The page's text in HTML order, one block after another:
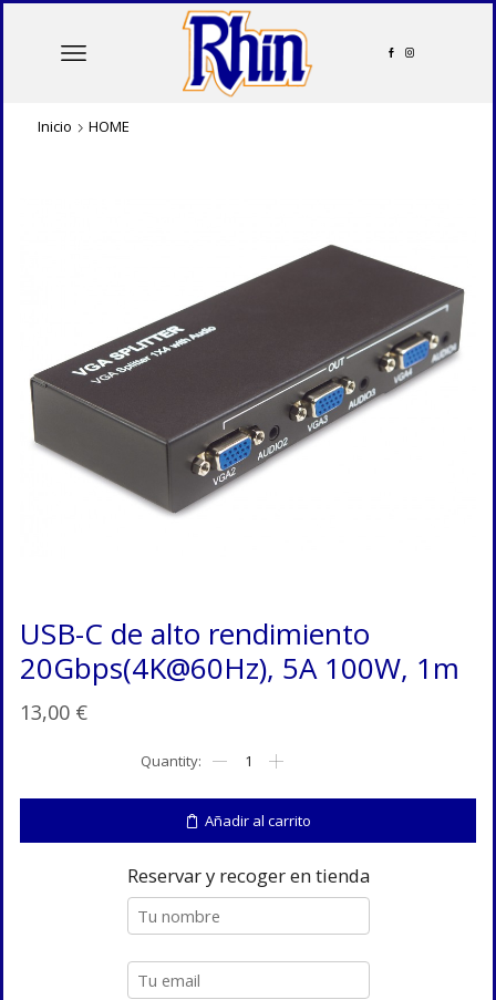
Inicio HOME
USB-C de alto rendimiento
20Gbps(4K@60Hz), 5A 100W, 1m
13,00 €
C
rendimiento
20Gbps(4K@60Hz),
5A
100W,
cantidad
Añadir al carrito
Reservar y recoger en tienda